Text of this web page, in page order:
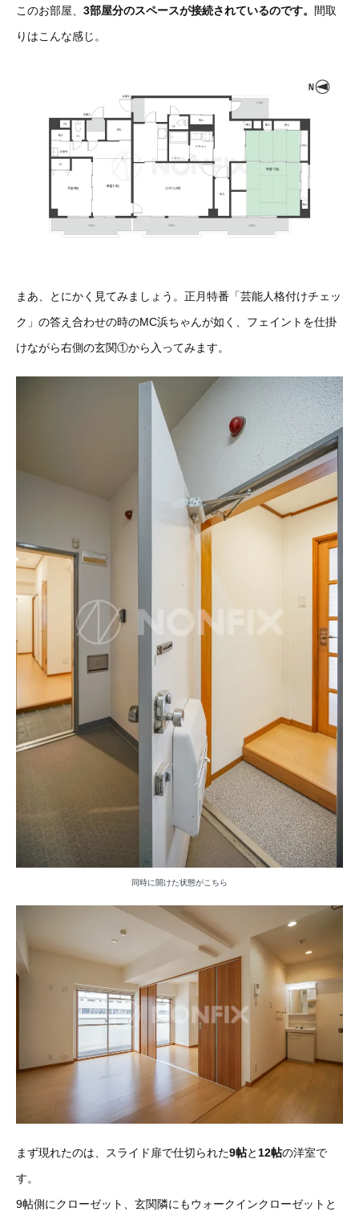
このお部屋、 3部屋分のスペースが接続されているのです。 間取
りはこんな感じ。
まあ、とにかく見てみましょう。正月特番「芸能人格付けチェッ
ク」の答え合わせの時のMC浜ちゃんが如く、フェイントを仕掛
けながら右側の玄関①から入ってみます。
同時に開けた状態がこちら
まず現れたのは、スライド扉で仕切られた9帖と 12帖の洋室で
す。
9帖側にクローゼット、玄関隣にもウォークインクローゼットと